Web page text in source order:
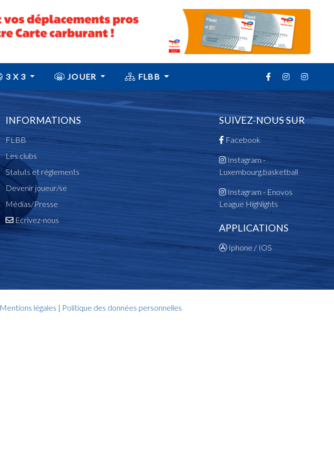
3 X 3 JOUER FLBB
INFORMATIONS
FLBB
Les clubs
Statuts et réglements
Devenir joueur/se
Médias/Presse
Ecrivez-nous
SUIVEZ-NOUS SUR
Facebook
Instagram -
Luxembourg.basketball
Instagram - Enovos
League Highlights
APPLICATIONS
Iphone / IOS
Mentions légales | Politique des données personnelles